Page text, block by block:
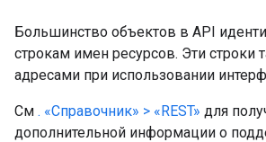
Большинство объектов в API
строкам имен ресурсов. Эти строки
адресами при использовании
См . «Справочник» > «REST» для
дополнительной информации о